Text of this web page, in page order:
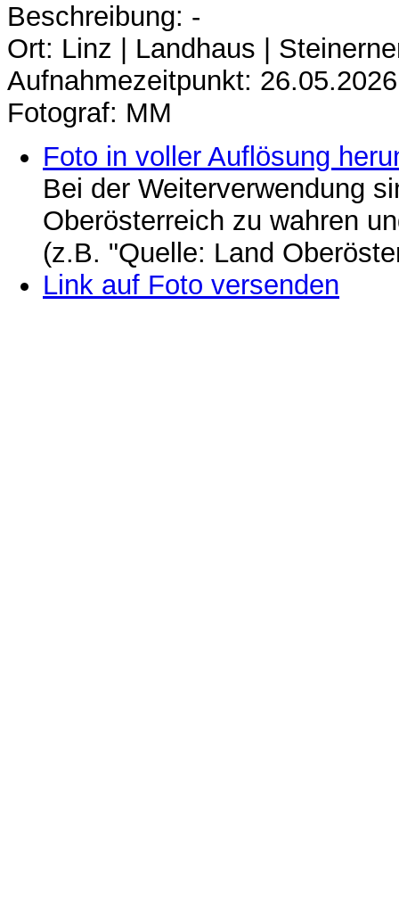
Beschreibung: -
Ort: Linz | Landhaus |
Aufnahmezeitpunkt: 26.05.2026
Fotograf: MM
Foto in voller Auflösung
Bei der Weiterverwendung
Oberösterreich zu wahren
(z.B. "Quelle: Land
Link auf Foto versenden